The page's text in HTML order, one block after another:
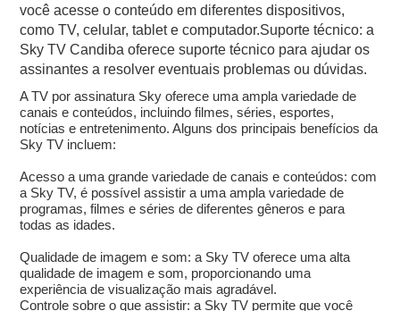
você acesse o conteúdo em diferentes dispositivos,
como TV, celular, tablet e computador.Suporte técnico: a
Sky TV Candiba oferece suporte técnico para ajudar os
assinantes a resolver eventuais problemas ou dúvidas.
A TV por assinatura Sky oferece uma ampla variedade de
canais e conteúdos, incluindo filmes, séries, esportes,
notícias e entretenimento. Alguns dos principais benefícios da
Sky TV incluem:
Acesso a uma grande variedade de canais e conteúdos: com
a Sky TV, é possível assistir a uma ampla variedade de
programas, filmes e séries de diferentes gêneros e para
todas as idades.
Qualidade de imagem e som: a Sky TV oferece uma alta
qualidade de imagem e som, proporcionando uma
experiência de visualização mais agradável.
Controle sobre o que assistir: a Sky TV permite que você